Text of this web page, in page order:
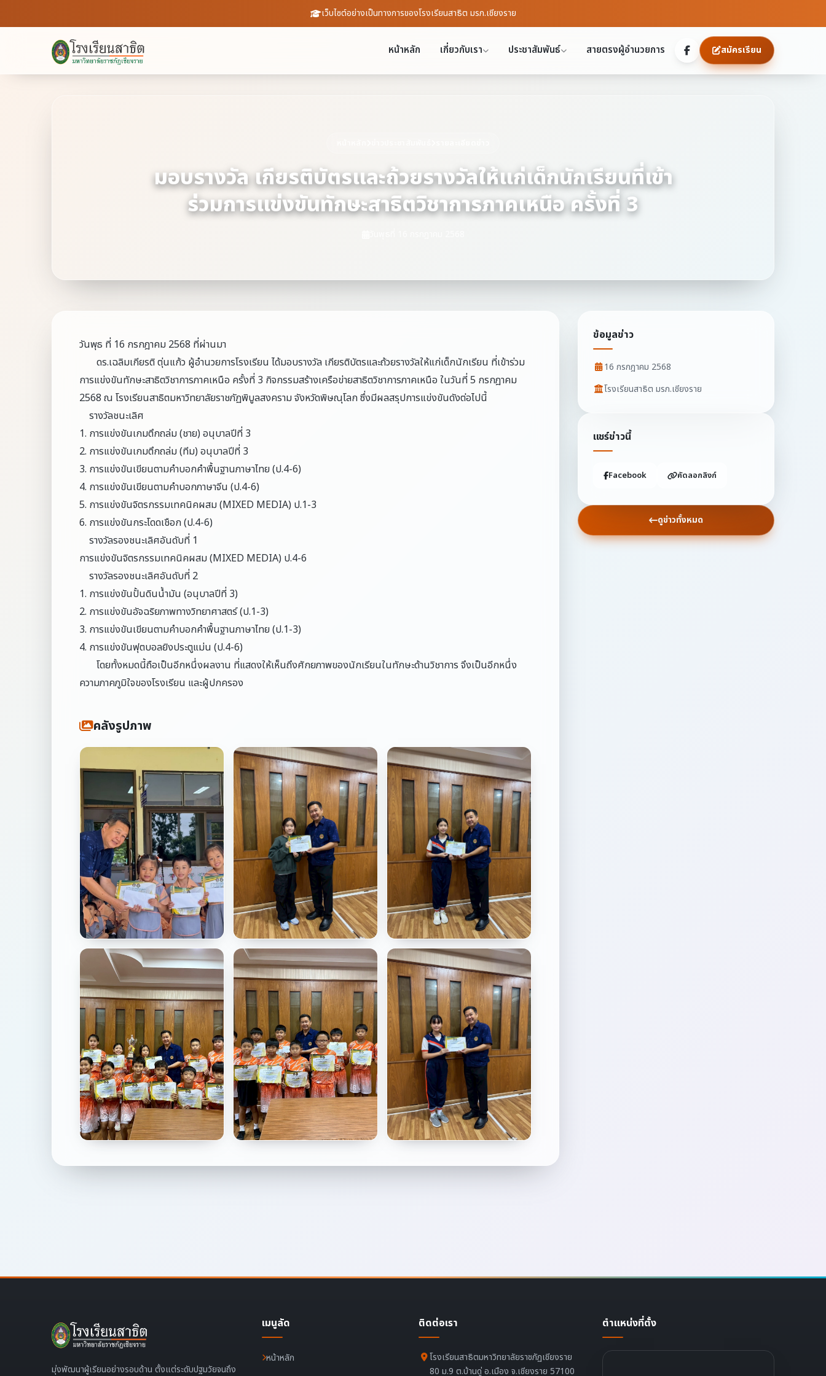
เว็บไซต์อย่างเป็นทางการของโรงเรียนสาธิต มรภ.เชียงราย
หน้าหลัก เกี่ยวกับเรา ประชาสัมพันธ์ สายตรงผู้อำนวยการ สมัครเรียน
มอบรางวัล เกียรติบัตรและถ้วยรางวัลให้แก่เด็กนักเรียนที่เข้า
ร่วมการแข่งขันทักษะสาธิตวิชาการภาคเหนือ ครั้งที่ 3
วันพุธ ที่ 16 กรกฎาคม 2568 ที่ผ่านมา
ดร.เฉลิมเกียรติ ตุ่นแก้ว ผู้อำนวยการโรงเรียน ได้มอบรางวัล เกียรติบัตรและถ้วยรางวัลให้แก่เด็กนักเรียน ที่เข้าร่วม
การแข่งขันทักษะสาธิตวิชาการภาคเหนือ ครั้งที่ 3 กิจกรรมสร้างเครือข่ายสาธิตวิชาการภาคเหนือ ในวันที่ 5 กรกฎาคม
2568 ณ โรงเรียนสาธิตมหาวิทยาลัยราชภัฏพิบูลสงคราม จังหวัดพิษณุโลก ซึ่งมีผลสรุปการแข่งขันดังต่อไปนี้
รางวัลชนะเลิศ
1. การแข่งขันเกมตึกถล่ม (ชาย) อนุบาลปีที่ 3
2. การแข่งขันเกมตึกถล่ม (ทีม) อนุบาลปีที่ 3
3. การแข่งขันเขียนตามคำบอกคำพื้นฐานภาษาไทย (ป.4-6)
4. การแข่งขันเขียนตามคำบอกภาษาจีน (ป.4-6)
5. การแข่งขันจิตรกรรมเทคนิคผสม (MIXED MEDIA) ป.1-3
6. การแข่งขันกระโดดเชือก (ป.4-6)
รางวัลรองชนะเลิศอันดับที่ 1
การแข่งขันจิตรกรรมเทคนิคผสม (MIXED MEDIA) ป.4-6
รางวัลรองชนะเลิศอันดับที่ 2
1. การแข่งขันปั้นดินน้ำมัน (อนุบาลปีที่ 3)
2. การแข่งขันอัจฉริยภาพทางวิทยาศาสตร์ (ป.1-3)
3. การแข่งขันเขียนตามคำบอกคำพื้นฐานภาษาไทย (ป.1-3)
4. การแข่งขันฟุตบอลยิงประตูแม่น (ป.4-6)
โดยทั้งหมดนี้ถือเป็นอีกหนึ่งผลงาน ที่แสดงให้เห็นถึงศักยภาพของนักเรียนในทักษะด้านวิชาการ จึงเป็นอีกหนึ่ง
ความภาคภูมิใจของโรงเรียน และผู้ปกครอง
คลังรูปภาพ
ข้อมูลข่าว
16 กรกฎาคม 2568
โรงเรียนสาธิต มรภ.เชียงราย
แชร์ข่าวนี้
Facebook คัดลอกลิงก์
ดูข่าวทั้งหมด
มุ่งพัฒนาผู้เรียนอย่างรอบด้าน ตั้งแต่ระดับปฐมวัยจนถึง
เมนูลัด
หน้าหลัก
ติดต่อเรา
โรงเรียนสาธิตมหาวิทยาลัยราชภัฏเชียงราย
80 ม.9 ต.บ้านดู่ อ.เมือง จ.เชียงราย 57100
ตำแหน่งที่ตั้ง